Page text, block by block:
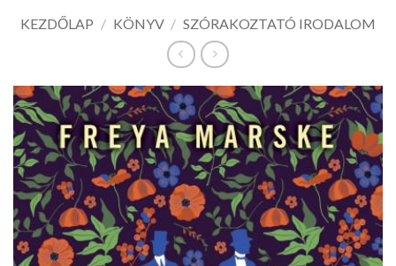
KEZDŐLAP / KÖNYV / SZÓRAKOZTATÓ IRODALOM